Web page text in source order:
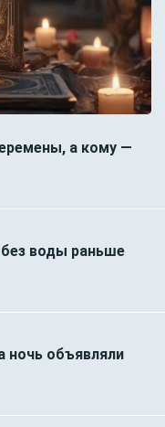
а кому —
воды раньше
ночь объявляли